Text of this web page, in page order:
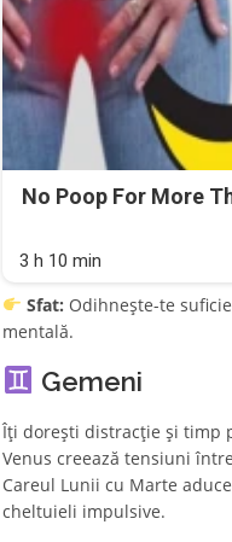
No Poop For More
3 h 10 min
Sfat: Odihnește-te
mentală.
Gemeni
Îți dorești distracție și timp
Venus creează tensiuni
Careul Lunii cu Marte
cheltuieli impulsive.